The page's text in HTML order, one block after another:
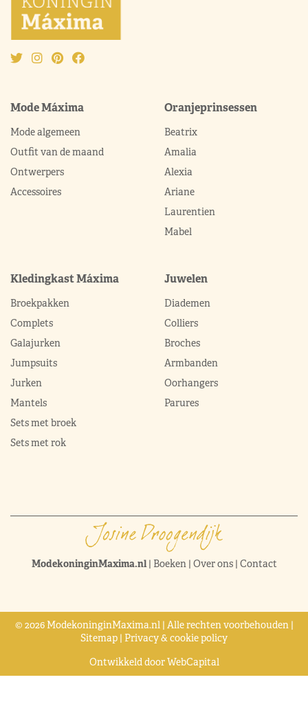
Mode Máxima
Mode algemeen
Outfit van de maand
Ontwerpers
Accessoires
Oranjeprinsessen
Beatrix
Amalia
Alexia
Ariane
Laurentien
Mabel
Kledingkast Máxima
Broekpakken
Complets
Galajurken
Jumpsuits
Jurken
Mantels
Sets met broek
Sets met rok
Juwelen
Diademen
Colliers
Broches
Armbanden
Oorhangers
Parures
ModekoninginMaxima.nl| Boeken| Over ons| Contact
© 2026 ModekoninginMaxima.nl | Alle rechten voorbehouden |
Sitemap | Privacy & cookie policy
Ontwikkeld doorWebCapital